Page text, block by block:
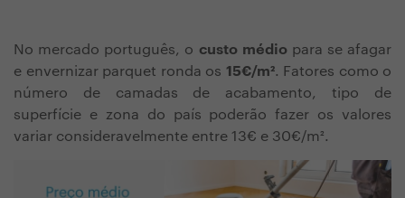
No mercado português, o custo médio para se afagar
e envernizar parquet ronda os 15€/m². Fatores como o
número de camadas de acabamento, tipo de
superfície e zona do país poderão fazer os valores
variar consideravelmente entre 13€ e 30€/m².